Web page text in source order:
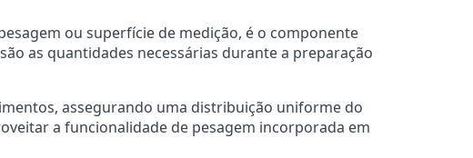
ou superfície de medição, é o componente
as quantidades necessárias durante a preparação
assegurando uma distribuição uniforme do
a funcionalidade de pesagem incorporada em